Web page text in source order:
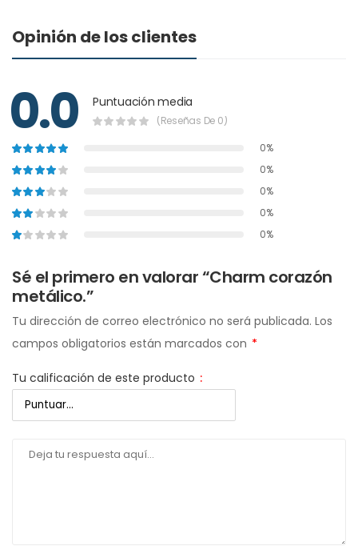
Opinión de los clientes
0.0 Puntuación media
(Reseñas De 0)
0%
0%
0%
0%
0%
Sé el primero en valorar “Charm corazón
metálico.”
Tu dirección de correo electrónico no será publicada. Los
campos obligatorios están marcados con *
Tu calificación de este producto :